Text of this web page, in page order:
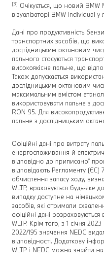
[3] Очікується, що новий BMW
візуалізаторі BMW Individual
Дані про продуктивність
транспортних засобів, що
дослідницьким октановим
пального стосуються
високоякісне пальне, що
Також допускається
дослідницьким октановим
максимальним вмістом
використовувати пальне з
RON 95. Для
пальне з дослідницьким
Офіційні дані про витрату
енергоспоживання й
відповідно до приписаної
відповідають Регламенту (ЄС)
обчислення запасу ходу,
WLTP, враховується будь-яке
випадку доступне на
засобів, які отримали
офіційні дані
WLTP. Крім того, з 1 січня
2022/195 значення NEDC
відповідності. Додаткову
WLTP і NEDC можна знайти на